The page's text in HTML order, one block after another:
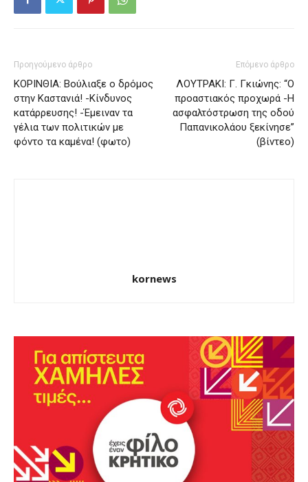
Προηγούμενο άρθρο
ΚΟΡΙΝΘΙΑ: Βούλιαξε ο δρόμος
στην Καστανιά! -Κίνδυνος
κατάρρευσης! -Έμειναν τα
γέλια των πολιτικών με
φόντο τα καμένα! (φωτο)
Επόμενο άρθρο
ΛΟΥΤΡΑΚΙ: Γ. Γκιώνης: “Ο
προαστιακός προχωρά -Η
ασφαλτόστρωση της οδού
Παπανικολάου ξεκίνησε”
(βίντεο)
kornews